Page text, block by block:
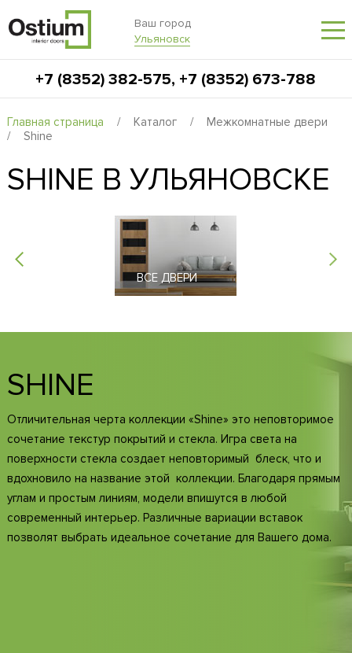
Ваш город
Ульяновск
+7 (8352) 382-575, +7 (8352) 673-788
Главная страница / Каталог /
Межкомнатные двери
/
Shine
SHINE В УЛЬЯНОВСКЕ
ВСЕ ДВЕРИ
SHINE
Отличительная черта коллекции «Shine» это неповторимое
сочетание текстур покрытий и стекла. Игра света на
поверхности стекла создает неповторимый блеск, что и
вдохновило на название этой коллекции. Благодаря прямым
углам и простым линиям, модели впишутся в любой
современный интерьер. Различные вариации вставок
позволят выбрать идеальное сочетание для Вашего дома.